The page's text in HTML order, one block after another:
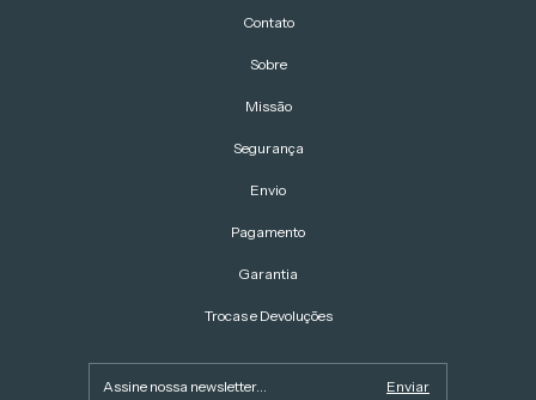
Contato
Sobre
Missão
Segurança
Envio
Pagamento
Garantia
Trocas e Devoluções